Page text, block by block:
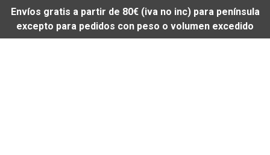
Envíos gratis a partir de 80€ (iva no inc) para península
excepto para pedidos con peso o volumen excedido